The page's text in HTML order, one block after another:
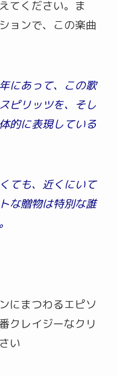
てください。ま
ョンで、この楽曲
にあって、この歌
ピリッツを、そし
的に表現している
ても、近くにいて
な贈物は特別な誰
にまつわるエピソ
クレイジーなクリ
い